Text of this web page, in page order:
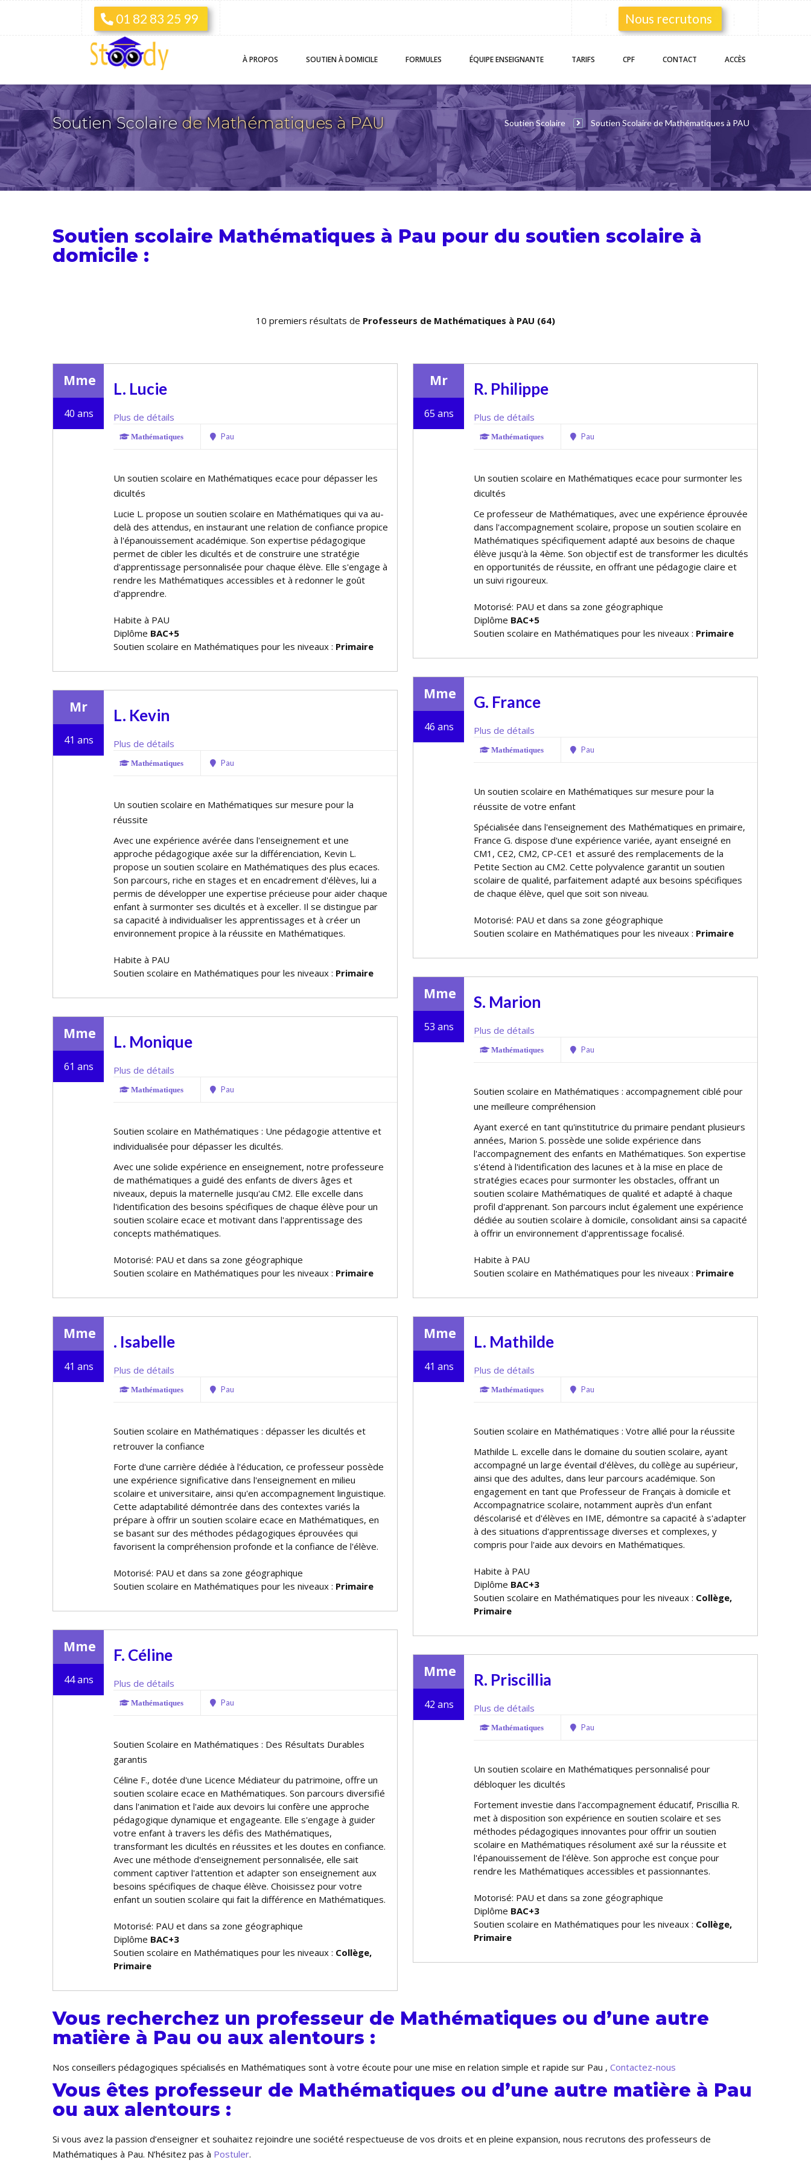
01 82 83 25 99 Nous recrutons
À PROPOS SOUTIENÀ DOMICILE FORMULES ÉQUIPEENSEIGNANTE TARIFS CPF CONTACT ACCÈS
Soutien Scolairede Mathématiques à PAU Soutien Scolaire Soutien Scolaire de Mathématiques à PAU
Soutien scolaire Mathématiques à Pau pour du soutien scolaire à
domicile :
10 premiers résultats de Professeurs de Mathématiques à PAU (64)
Mme
40 ans
L. Lucie
Plus de détails
Mathématiques Pau
Un soutien scolaire en Mathématiques efficace pour dépasser les
difficultés
Lucie L. propose un soutien scolaire en Mathématiques qui va au-
delà des attendus, en instaurant une relation de confiance propice
à l'épanouissement académique. Son expertise pédagogique
permet de cibler les difficultés et de construire une stratégie
d'apprentissage personnalisée pour chaque élève. Elle s'engage à
rendre les Mathématiques accessibles et à redonner le goût
d'apprendre.
Habite à PAU
Diplôme BAC+5
Soutien scolaire en Mathématiques pour les niveaux : Primaire
Mr
65 ans
R. Philippe
Plus de détails
Mathématiques Pau
Un soutien scolaire en Mathématiques efficace pour surmonter les
difficultés
Ce professeur de Mathématiques, avec une expérience éprouvée
dans l'accompagnement scolaire, propose un soutien scolaire en
Mathématiques spécifiquement adapté aux besoins de chaque
élève jusqu'à la 4ème. Son objectif est de transformer les difficultés
en opportunités de réussite, en offrant une pédagogie claire et
un suivi rigoureux.
Motorisé: PAU et dans sa zone géographique
Diplôme BAC+5
Soutien scolaire en Mathématiques pour les niveaux : Primaire
Mme
46 ans
G. France
Plus de détails
Mathématiques Pau
Un soutien scolaire en Mathématiques sur mesure pour la
réussite de votre enfant
Spécialisée dans l'enseignement des Mathématiques en primaire,
France G. dispose d'une expérience variée, ayant enseigné en
CM1, CE2, CM2, CP-CE1 et assuré des remplacements de la
Petite Section au CM2. Cette polyvalence garantit un soutien
scolaire de qualité, parfaitement adapté aux besoins spécifiques
de chaque élève, quel que soit son niveau.
Motorisé: PAU et dans sa zone géographique
Soutien scolaire en Mathématiques pour les niveaux : Primaire
Mr
41 ans
L. Kevin
Plus de détails
Mathématiques Pau
Un soutien scolaire en Mathématiques sur mesure pour la
réussite
Avec une expérience avérée dans l'enseignement et une
approche pédagogique axée sur la différenciation, Kevin L.
propose un soutien scolaire en Mathématiques des plus efficaces.
Son parcours, riche en stages et en encadrement d'élèves, lui a
permis de développer une expertise précieuse pour aider chaque
enfant à surmonter ses difficultés et à exceller. Il se distingue par
sa capacité à individualiser les apprentissages et à créer un
environnement propice à la réussite en Mathématiques.
Habite à PAU
Soutien scolaire en Mathématiques pour les niveaux : Primaire
Mme
53 ans
S. Marion
Plus de détails
Mathématiques Pau
Soutien scolaire en Mathématiques : accompagnement ciblé pour
une meilleure compréhension
Ayant exercé en tant qu'institutrice du primaire pendant plusieurs
années, Marion S. possède une solide expérience dans
l'accompagnement des enfants en Mathématiques. Son expertise
s'étend à l'identification des lacunes et à la mise en place de
stratégies efficaces pour surmonter les obstacles, offrant un
soutien scolaire Mathématiques de qualité et adapté à chaque
profil d'apprenant. Son parcours inclut également une expérience
dédiée au soutien scolaire à domicile, consolidant ainsi sa capacité
à offrir un environnement d'apprentissage focalisé.
Habite à PAU
Soutien scolaire en Mathématiques pour les niveaux : Primaire
Mme
61 ans
L. Monique
Plus de détails
Mathématiques Pau
Soutien scolaire en Mathématiques : Une pédagogie attentive et
individualisée pour dépasser les difficultés.
Avec une solide expérience en enseignement, notre professeure
de mathématiques a guidé des enfants de divers âges et
niveaux, depuis la maternelle jusqu'au CM2. Elle excelle dans
l'identification des besoins spécifiques de chaque élève pour un
soutien scolaire efficace et motivant dans l'apprentissage des
concepts mathématiques.
Motorisé: PAU et dans sa zone géographique
Soutien scolaire en Mathématiques pour les niveaux : Primaire
Mme
41 ans
. Isabelle
Plus de détails
Mathématiques Pau
Soutien scolaire en Mathématiques : dépasser les difficultés et
retrouver la confiance
Forte d'une carrière dédiée à l'éducation, ce professeur possède
une expérience significative dans l'enseignement en milieu
scolaire et universitaire, ainsi qu'en accompagnement linguistique.
Cette adaptabilité démontrée dans des contextes variés la
prépare à offrir un soutien scolaire efficace en Mathématiques, en
se basant sur des méthodes pédagogiques éprouvées qui
favorisent la compréhension profonde et la confiance de l'élève.
Motorisé: PAU et dans sa zone géographique
Soutien scolaire en Mathématiques pour les niveaux : Primaire
Mme
41 ans
L. Mathilde
Plus de détails
Mathématiques Pau
Soutien scolaire en Mathématiques : Votre allié pour la réussite
Mathilde L. excelle dans le domaine du soutien scolaire, ayant
accompagné un large éventail d'élèves, du collège au supérieur,
ainsi que des adultes, dans leur parcours académique. Son
engagement en tant que Professeur de Français à domicile et
Accompagnatrice scolaire, notamment auprès d'un enfant
déscolarisé et d'élèves en IME, démontre sa capacité à s'adapter
à des situations d'apprentissage diverses et complexes, y
compris pour l'aide aux devoirs en Mathématiques.
Habite à PAU
Diplôme BAC+3
Soutien scolaire en Mathématiques pour les niveaux : Collège,
Primaire
Mme
44 ans
F. Céline
Plus de détails
Mathématiques Pau
Soutien Scolaire en Mathématiques : Des Résultats Durables
garantis
Céline F., dotée d'une Licence Médiateur du patrimoine, offre un
soutien scolaire efficace en Mathématiques. Son parcours diversifié
dans l'animation et l'aide aux devoirs lui confère une approche
pédagogique dynamique et engageante. Elle s'engage à guider
votre enfant à travers les défis des Mathématiques,
transformant les difficultés en réussites et les doutes en confiance.
Avec une méthode d'enseignement personnalisée, elle sait
comment captiver l'attention et adapter son enseignement aux
besoins spécifiques de chaque élève. Choisissez pour votre
enfant un soutien scolaire qui fait la différence en Mathématiques.
Motorisé: PAU et dans sa zone géographique
Diplôme BAC+3
Soutien scolaire en Mathématiques pour les niveaux : Collège,
Primaire
Mme
42 ans
R. Priscillia
Plus de détails
Mathématiques Pau
Un soutien scolaire en Mathématiques personnalisé pour
débloquer les difficultés
Fortement investie dans l'accompagnement éducatif, Priscillia R.
met à disposition son expérience en soutien scolaire et ses
méthodes pédagogiques innovantes pour offrir un soutien
scolaire en Mathématiques résolument axé sur la réussite et
l'épanouissement de l'élève. Son approche est conçue pour
rendre les Mathématiques accessibles et passionnantes.
Motorisé: PAU et dans sa zone géographique
Diplôme BAC+3
Soutien scolaire en Mathématiques pour les niveaux : Collège,
Primaire
Vous recherchez un professeur de Mathématiques ou d’une autre
matière à Pau ou aux alentours :
Nos conseillers pédagogiques spécialisés en Mathématiques sont à votre écoute pour une mise en relation simple et rapide sur Pau , Contactez-nous
Vous êtes professeur de Mathématiques ou d’une autre matière à Pau
ou aux alentours :
Si vous avez la passion d’enseigner et souhaitez rejoindre une société respectueuse de vos droits et en pleine expansion, nous recrutons des professeurs de
Mathématiques à Pau. N’hésitez pas à Postuler.